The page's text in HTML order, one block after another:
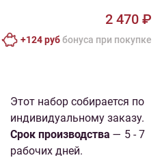
2 470 ₽
+124 руббонусa при покупке
Этот набор собирается по
индивидуальному заказу.
Cрок производства — 5 - 7
рабочих дней.